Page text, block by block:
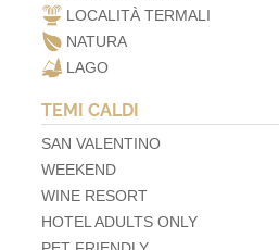
LOCALITÀ TERMALI
NATURA
LAGO
TEMI CALDI
SAN VALENTINO
WEEKEND
WINE RESORT
HOTEL ADULTS ONLY